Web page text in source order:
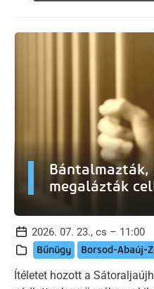
Bántalmazták,
megalázták
2026. 07. 23., cs – 11:00
Bűnügy Borsod-Abaúj-
Ítéletet hozott a